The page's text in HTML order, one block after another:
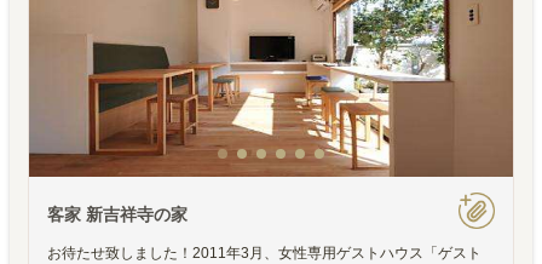
客家 新吉祥寺の家
お待たせ致しました！2011年3月、女性専用ゲストハウス「ゲスト